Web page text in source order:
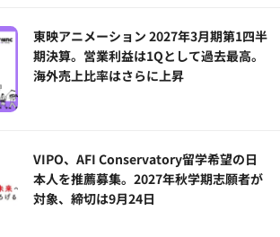
東映アニメーション 2027年3月期第1四半
期決算。営業利益は1Qとして過去最高。
海外売上比率はさらに上昇
VIPO、AFI Conservatory留学希望の日
本人を推薦募集。2027年秋学期志願者が
対象、締切は9月24日